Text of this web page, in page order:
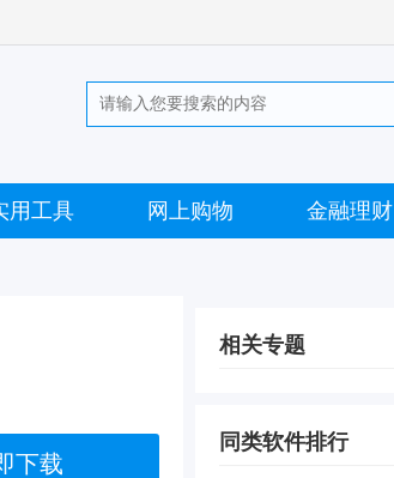
用工具 网上购物 金融理财
下载
相关专题
同类软件排行